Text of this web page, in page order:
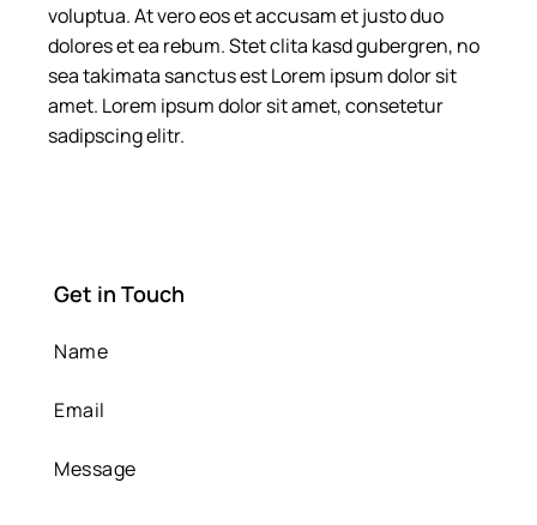
voluptua. At vero eos et accusam et justo duo
dolores et ea rebum. Stet clita kasd gubergren, no
sea takimata sanctus est Lorem ipsum dolor sit
amet. Lorem ipsum dolor sit amet, consetetur
sadipscing elitr.
Get in Touch